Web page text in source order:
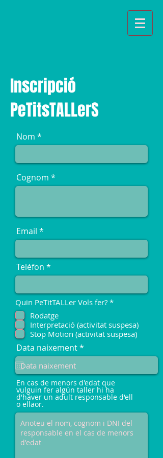
Inscripció
PeTitsTALLerS
Nom
Cognom
Email
Teléfon
Quin PeTitTALLer Vols fer? *O
i
g
a
o
o
Rodatge
Interpretació (activitat suspesa)
Stop Motion (activitat suspesa)
Data naixement*
e
u
i
r
e
d
En cas de menors d'edat que
vulguin fer algún taller hi ha
d'haver un adult responsable d'ell
o ellaor.